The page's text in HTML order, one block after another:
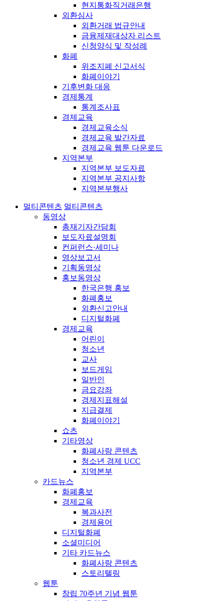
현지통화직거래은행
외환심사
외환거래 법규안내
금융제재대상자 리스트
신청양식 및 작성례
화폐
위조지폐 신고서식
화폐이야기
기후변화 대응
경제통계
통계조사표
경제교육
경제교육소식
경제교육 발간자료
경제교육 웹툰 다운로드
지역본부
지역본부 보도자료
지역본부 공지사항
지역본부행사
멀티콘텐츠 멀티콘텐츠
동영상
총재기자간담회
보도자료설명회
컨퍼런스·세미나
영상보고서
기획동영상
홍보동영상
한국은행 홍보
화폐홍보
외환신고안내
디지털화폐
경제교육
어린이
청소년
교사
보드게임
일반인
금요강좌
경제지표해설
지급결제
화폐이야기
쇼츠
기타영상
화폐사랑 콘텐츠
청소년 경제 UCC
지역본부
카드뉴스
화폐홍보
경제교육
복과사전
경제용어
디지털화폐
소셜미디어
기타 카드뉴스
화폐사랑 콘텐츠
스토리텔링
웹툰
창립 70주년 기념 웹툰